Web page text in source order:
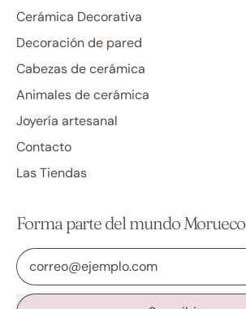
Cerámica Decorativa
Decoración de pared
Cabezas de cerámica
Animales de cerámica
Joyería artesanal
Contacto
Las Tiendas
Forma parte del mundo Morueco
Dirección de correo electrónico